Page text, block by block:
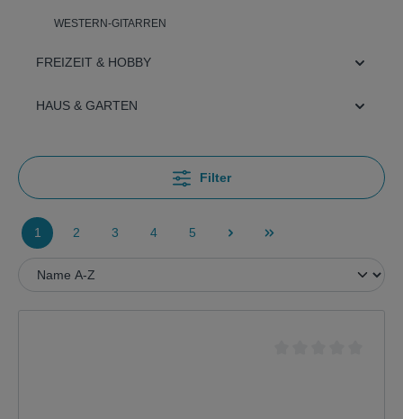
WESTERN-GITARREN
FREIZEIT & HOBBY
HAUS & GARTEN
Filter
1 2 3 4 5